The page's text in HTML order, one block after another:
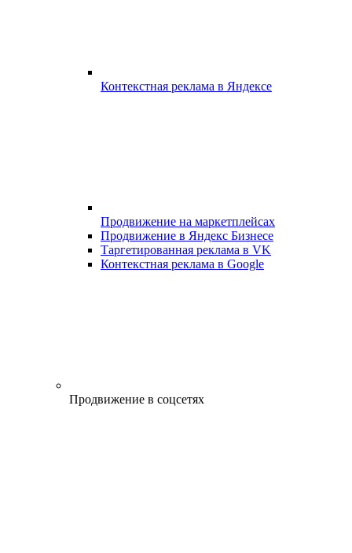
Контекстная реклама в Яндексе
Продвижение на маркетплейсах
Продвижение в Яндекс Бизнесе
Таргетированная реклама в VK
Контекстная реклама в Google
Продвижение в соцсетях